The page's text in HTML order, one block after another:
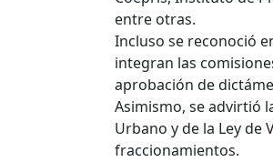
entre otras.
Incluso se reconoció
integran las
aprobación de
Asimismo, se advirtió
Urbano y de la Ley
fraccionamientos.